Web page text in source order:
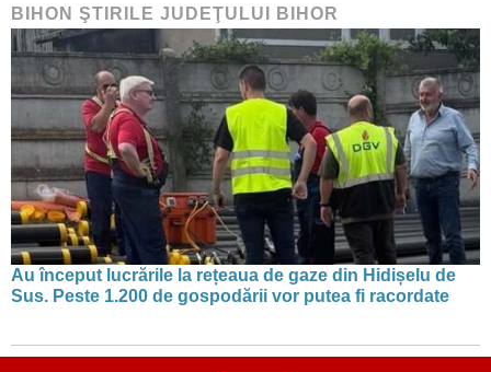
BIHON ŞTIRILE JUDEŢULUI BIHOR
Au început lucrările la rețeaua de gaze din Hidișelu de
Sus. Peste 1.200 de gospodării vor putea fi racordate